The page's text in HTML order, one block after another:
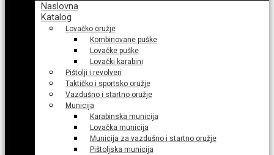
Naslovna
Katalog
Lovačko oružje
Kombinovane puške
Lovačke puške
Lovački karabini
Pištolji i revolveri
Taktičko i sportsko oružje
Vazdušno i startno oružje
Municija
Karabinska municija
Lovačka municija
Municija za vazdušno i startno oružje
Pištoljska municija